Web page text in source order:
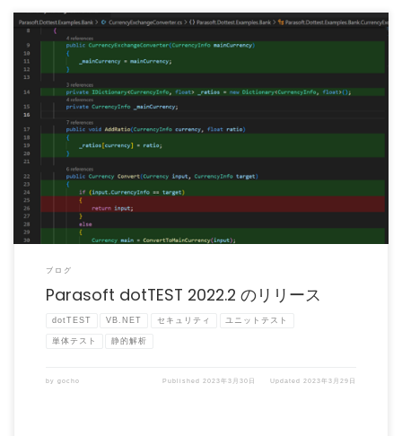
Parasoft dotTEST 2022.2 がリリースされました。 Parasoft dotTE […]
ブログ
Parasoft dotTEST 2022.2 のリリース
dotTEST VB.NET セキュリティ ユニットテスト
単体テスト 静的解析
by gocho Published 2023年3月30日 Updated 2023年3月29日